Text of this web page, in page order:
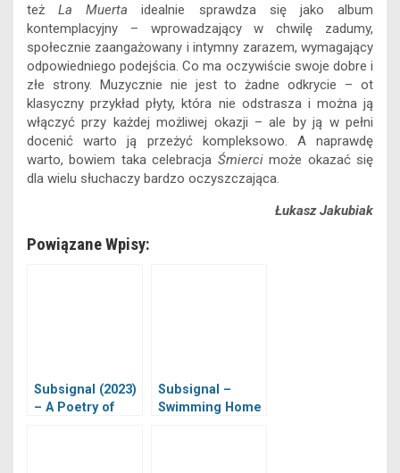
teżLa Muertaidealnie sprawdza się jako album
kontemplacyjny – wprowadzający w chwilę zadumy,
społecznie zaangażowany i intymny zarazem, wymagający
odpowiedniego podejścia. Co ma oczywiście swoje dobre i
złe strony. Muzycznie nie jest to żadne odkrycie – ot
klasyczny przykład płyty, która nie odstrasza i można ją
włączyć przy każdej możliwej okazji – ale by ją w pełni
docenić warto ją przeżyć kompleksowo. A naprawdę
warto, bowiem taka celebracja Śmiercimoże okazać się
dla wielu słuchaczy bardzo oczyszczająca.
Łukasz Jakubiak
Powiązane Wpisy:
Subsignal (2023)
– A Poetry of
Subsignal –
Swimming Home